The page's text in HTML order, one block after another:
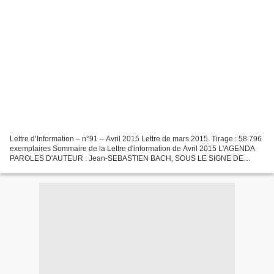
Lettre d’Information – n°91 – Avril 2015 Lettre de mars 2015. Tirage : 58.796
exemplaires Sommaire de la Lettre d'information de Avril 2015 L'AGENDA
PAROLES D'AUTEUR : Jean-SEBASTIEN BACH, SOUS LE SIGNE DE